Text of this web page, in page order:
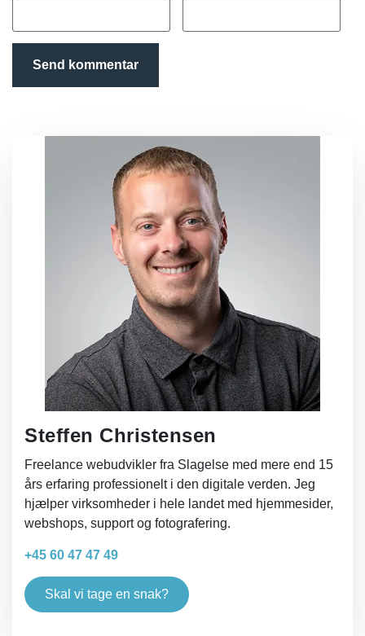
Steffen Christensen
Freelance webudvikler fra Slagelse med mere end 15
års erfaring professionelt i den digitale verden. Jeg
hjælper virksomheder i hele landet med hjemmesider,
webshops, support og fotografering.
+45 60 47 47 49
Skal vi tage en snak?